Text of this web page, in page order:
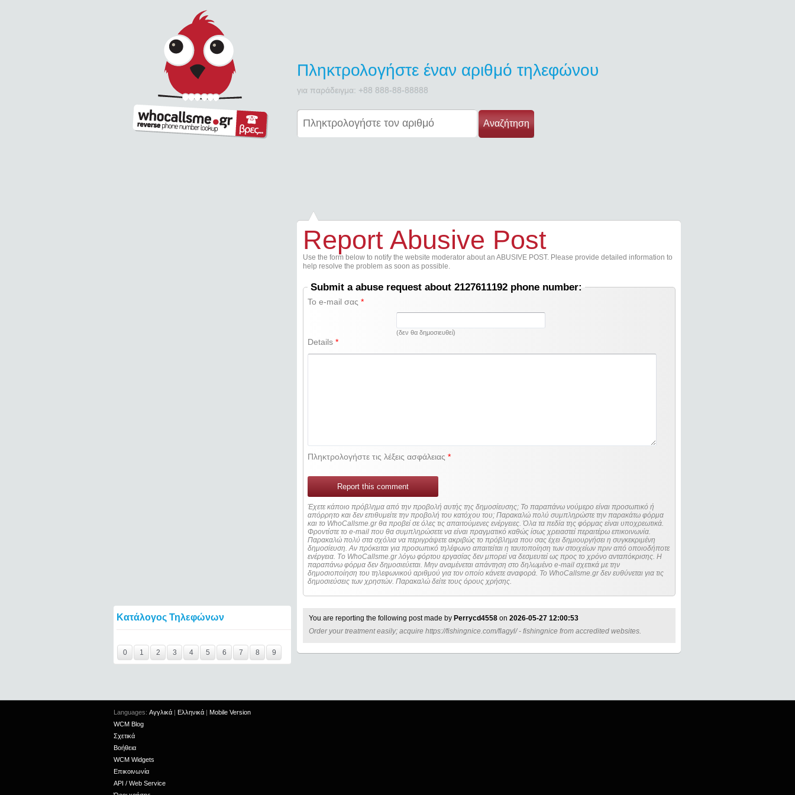
Πληκτρολογήστε έναν αριθμό τηλεφώνου
για παράδειγμα: +88 888-88-88888
Αναζήτηση
Κατάλογος Τηλεφώνων
0
1 2 3 4 5 6 7 8 9
Report Abusive Post
Use the form below to notify the website moderator about an ABUSIVE POST. Please provide detailed information to
help resolve the problem as soon as possible.
Submit a abuse request about 2127611192 phone number:
Το e-mail σας*
(δεν θα δημοσιευθεί)
Details*
Πληκτρολογήστε τις λέξεις ασφάλειας*
Report this comment
Έχετε κάποιο πρόβλημα από την προβολή αυτής της δημοσίευσης; Το παραπάνω νούμερο είναι προσωπικό ή
απόρρητο και δεν επιθυμείτε την προβολή του κατόχου του; Παρακαλώ πολύ συμπληρώστε την παρακάτω φόρμα
και το WhoCallsme.gr θα προβεί σε όλες τις απαιτούμενες ενέργειες. Όλα τα πεδία της φόρμας είναι υποχρεωτικά.
Φροντίστε το e-mail που θα συμπληρώσετε να είναι πραγματικό καθώς ίσως χρειαστεί περαιτέρω επικοινωνία.
Παρακαλώ πολύ στα σχόλια να περιγράψετε ακριβώς το πρόβλημα που σας έχει δημιουργήσει η συγκεκριμένη
δημοσίευση. Αν πρόκειται για προσωπικό τηλέφωνο απαιτείται η ταυτοποίηση των στοιχείων πριν από οποιοδήποτε
ενέργεια. Τo WhoCallsme.gr λόγω φόρτου εργασίας δεν μπορεί να δεσμευτεί ως προς το χρόνο ανταπόκρισης. Η
παραπάνω φόρμα δεν δημοσιεύεται. Μην αναμένεται απάντηση στο δηλωμένο e-mail σχετικά με την
δημοσιοποίηση του τηλεφωνικού αριθμού για τον οποίο κάνετε αναφορά. Το WhoCallsme.gr δεν ευθύνεται για τις
δημοσιεύσεις των χρηστών. Παρακαλώ δείτε τους όρους χρήσης.
You are reporting the following post made by Perrycd4558 on 2026-05-27 12:00:53
Order your treatment easily; acquire https://fishingnice.com/flagyl/ - fishingnice from accredited websites.
Languages: Αγγλικά | Ελληνικά | Mobile Version
WCM Blog
Σχετικά
Βοήθεια
WCM Widgets
Επικοινωνία
API / Web Service